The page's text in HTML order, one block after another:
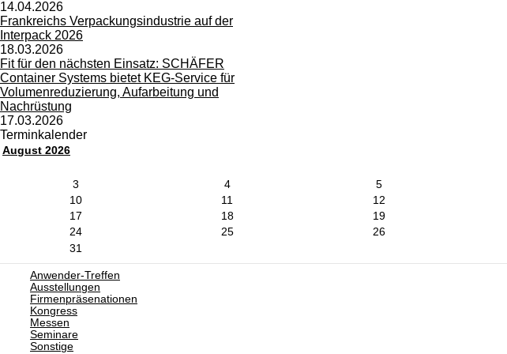
14.04.2026
Frankreichs Verpackungsindustrie auf der
Interpack 2026
18.03.2026
Fit für den nächsten Einsatz: SCHÄFER
Container Systems bietet KEG-Service für
Volumenreduzierung, Aufarbeitung und
Nachrüstung
17.03.2026
Terminkalender
August 2026
3
4 5
10
11 12
17
18 19
24
25 26
31
Anwender-Treffen
Ausstellungen
Firmenpräsenationen
Kongress
Messen
Seminare
Sonstige